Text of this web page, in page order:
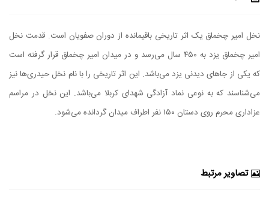
نخل امیر چخماق یک اثر تاریخی باقیمانده از دوران صفویان است. قدمت نخل
امیر چخماق یزد به ۴۵۰ سال می‌رسد و در میدان امیر چخماق قرار گرفته است
که یکی از جاهای دیدنی یزد می‌باشد. این اثر تاریخی را با نام نخل حیدری‌ها نیز
می‌شناسند که به نوعی نماد آزادگی شهدای کربلا می‌باشد. این نخل در مراسم
عزاداری محرم روی دستان ۱۵۰ نفر اطراف میدان گردانده می‌شود.
تصاویر مرتبط